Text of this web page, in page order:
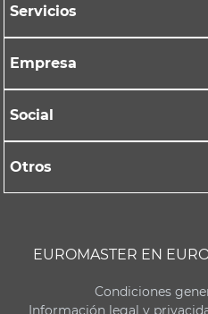
Servicios
Empresa
Social
Otros
EUROMASTER EN
Condiciones
Información legal y